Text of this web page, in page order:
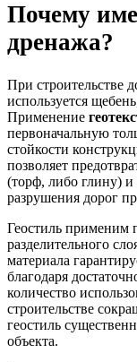
Почему
дренажа?
При строительстве
используется
Применение
первоначальную
стойкости
позволяет
(торф, либо глину)
разрушения дорог
Геостиль применим
разделительного
материала
благодаря
количество
строительстве
геостиль
объекта.